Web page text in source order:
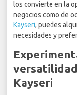
los convierte en la
negocios como de
Kayseri, puedes
necesidades y
versatilidad
Kayseri